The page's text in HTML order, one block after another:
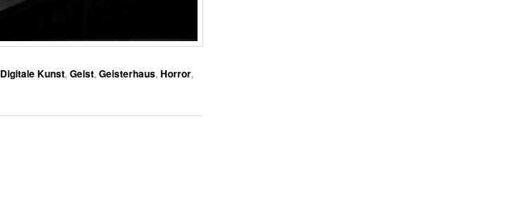
Digitale Kunst,Geist,Geisterhaus,Horror,